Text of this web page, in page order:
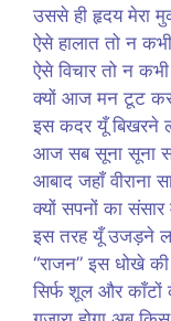
उससे ही हृदय मेरा
ऐसे हालात तो न
ऐसे विचार तो न
क्यों आज मन टूट कर
इस कदर यूँ बिखरने
आज सब सूना सूना
आबाद जहाँ वीराना
क्यों सपनों का संसार
इस तरह यूँ उजड़ने
“राजन” इस धोखे की
सिर्फ शूल और काँटों